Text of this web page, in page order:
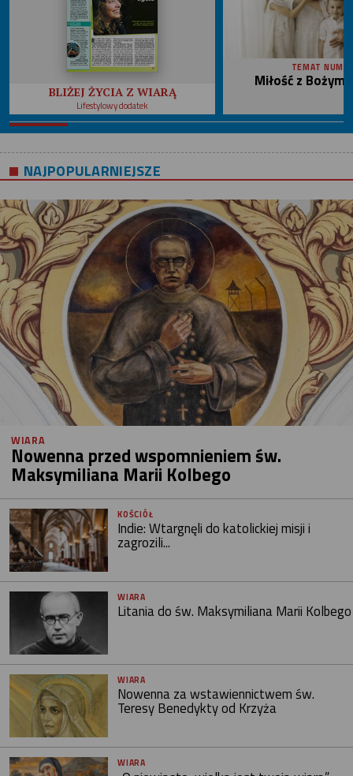
BLIŻEJ ŻYCIA Z WIARĄ
Lifestylowy dodatek
TEMAT
Miłość z
NAJPOPULARNIEJSZE
WIARA
Nowenna przed wspomnieniem św.
Maksymiliana Marii Kolbego
KOŚCIÓŁ
Indie: Wtargnęli do katolickiej misji i
zagrozili...
WIARA
Litania do św. Maksymiliana Marii Kolbego
WIARA
Nowenna za wstawiennictwem św.
Teresy Benedykty od Krzyża
WIARA